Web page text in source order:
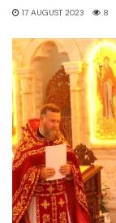
17 AUGUST 2023 8